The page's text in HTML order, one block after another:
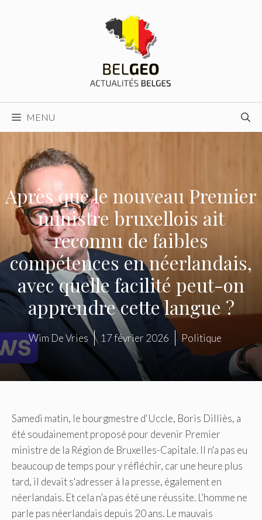
MENU
Après que le nouveau Premier
ministre bruxellois ait
reconnu de faibles
compétences en néerlandais,
avec quelle facilité peut-on
apprendre cette langue ?
Wim De Vries 17 février 2026 Politique
Samedi matin, le bourgmestre d'Uccle, Boris Dilliès, a
été soudainement proposé pour devenir Premier
ministre de la Région de Bruxelles-Capitale. Il n'a pas eu
beaucoup de temps pour y réfléchir, car une heure plus
tard, il devait s'adresser à la presse, également en
néerlandais. Et cela n’a pas été une réussite. L’homme ne
parle pas néerlandais depuis 20 ans. Le mauvais